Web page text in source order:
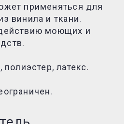
применяться для
винила и ткани.
моющих и
полиэстер, латекс.